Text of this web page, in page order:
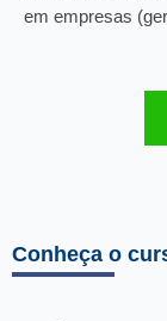
em empresas
Conheça o